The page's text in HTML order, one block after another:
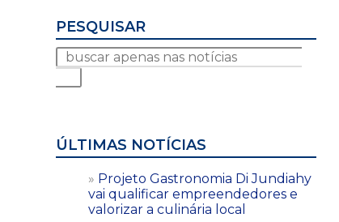
PESQUISAR
ÚLTIMAS NOTÍCIAS
Projeto Gastronomia Di Jundiahy
vai qualificar empreendedores e
valorizar a culinária local